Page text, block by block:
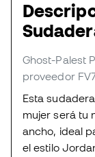
Ghost-Palest
proveedor
Esta
mujer será tu
ancho, ideal
el estilo